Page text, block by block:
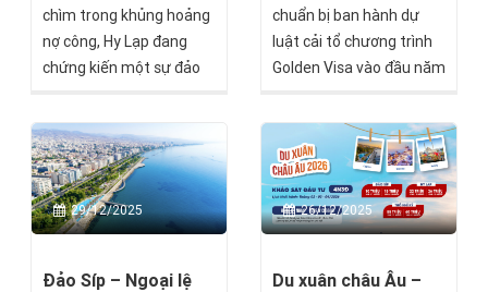
chìm trong khủng hoảng
nợ công, Hy Lạp đang
chứng kiến một sự đảo
lịch sử kinh tế châu Âu.
Quốc gia từng bên bờ
vực phá sản nay trở
thành điểm đến mới của
dòng vốn quốc tế, thu
toàn cầu chỉ riêng trong
chuẩn bị ban hành dự
luật cải tổ chương trình
Golden Visa vào đầu năm
khắc phục các bất cập
tồn tại trong thời hạn
hiệu lực thẻ cư trú, đồng
thời đơn giản hóa quy
trình gia hạn và đoàn tụ
quyết lượng lớn hồ sơ
29/12/2025
Đảo Síp – Ngoại lệ
26/12/2025
Du xuân châu Âu –